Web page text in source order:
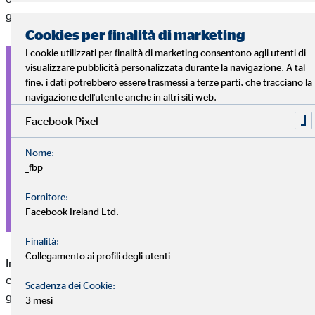
grandi, che arrivano a dieci o più membri.
Le misure di un appartamento condiviso dipendono spesso
da vari fattori. Tra questi
La dimensione dell'appartamento
Il luogo di residenza
Le preferenze personali dei membri
Indipendentemente dalle dimensioni di un appartamento
condiviso, è importante rispettare determinate regole per
garantire una buona convivenza.
Cookies per finalità di marketing
I cookie utilizzati per finalità di marketing consentono agli utenti di
visualizzare pubblicità personalizzata durante la navigazione. A tal
fine, i dati potrebbero essere trasmessi a terze parti, che tracciano la
navigazione dell'utente anche in altri siti web.
Facebook Pixel
Nome:
_fbp
Fornitore:
Facebook Ireland Ltd.
Finalità:
Collegamento ai profili degli utenti
Scadenza dei Cookie:
3 mesi